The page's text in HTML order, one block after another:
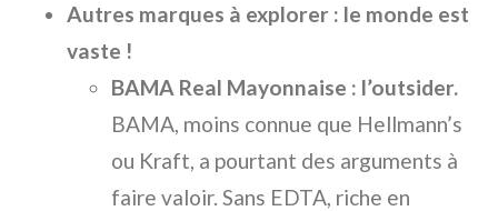
Autres marques à explorer : le monde est
vaste !
BAMA Real Mayonnaise : l’outsider.
BAMA, moins connue que Hellmann’s
ou Kraft, a pourtant des arguments à
faire valoir. Sans EDTA, riche en